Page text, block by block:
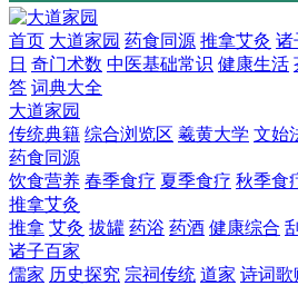
首页 大道家园 药食同源 推拿艾灸 诸
日 奇门术数 中医基础常识 健康生活
答 词典大全
大道家园
传统典籍 综合浏览区 羲黄大学 文始
药食同源
饮食营养 春季食疗 夏季食疗 秋季食
推拿艾灸
推拿 艾灸 拔罐 药浴 药酒 健康综合
诸子百家
儒家 历史探究 宗祠传统 道家 诗词歌